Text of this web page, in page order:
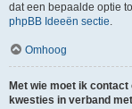
dat een bepaalde optie
phpBB Ideeën sectie.
Omhoog
Met wie moet ik
kwesties in verband